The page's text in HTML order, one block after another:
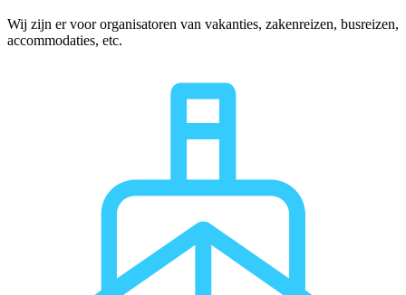
Wij zijn er voor organisatoren van vakanties, zakenreizen, busreizen,
accommodaties, etc.